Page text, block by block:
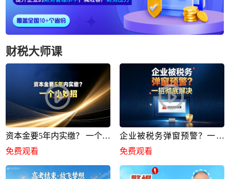
财税大师课
资本金要5年内实缴？ 一个小
妙招
免费观看
企业被税务弹窗预警？一招
彻底解决
免费观看